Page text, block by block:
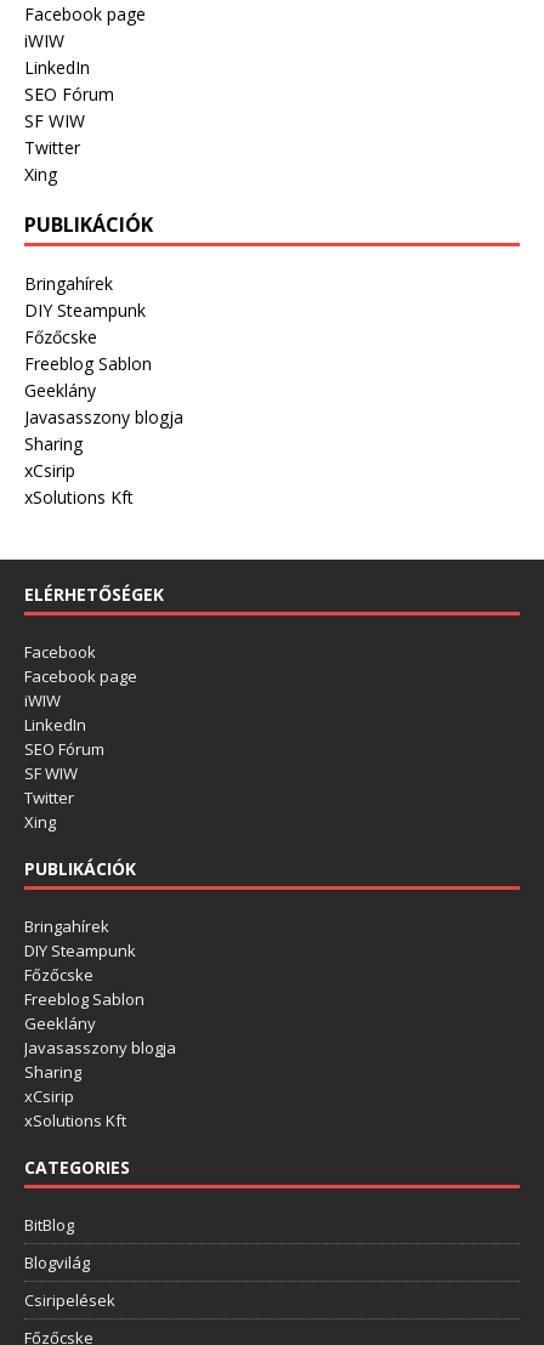
Facebook page
iWIW
LinkedIn
SEO Fórum
SF WIW
Twitter
Xing
PUBLIKÁCIÓK
Bringahírek
DIY Steampunk
Főzőcske
Freeblog Sablon
Geeklány
Javasasszony blogja
Sharing
xCsirip
xSolutions Kft
ELÉRHETŐSÉGEK
Facebook
Facebook page
iWIW
LinkedIn
SEO Fórum
SF WIW
Twitter
Xing
PUBLIKÁCIÓK
Bringahírek
DIY Steampunk
Főzőcske
Freeblog Sablon
Geeklány
Javasasszony blogja
Sharing
xCsirip
xSolutions Kft
CATEGORIES
BitBlog
Blogvilág
Csiripelések
Főzőcske